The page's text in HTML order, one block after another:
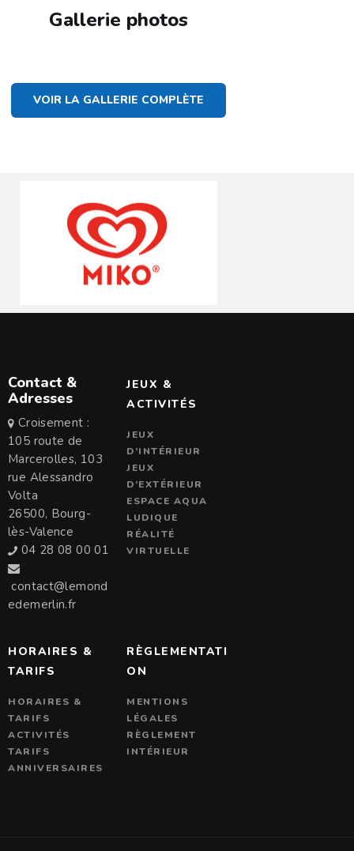
Gallerie photos
VOIR LA GALLERIE COMPLÈTE
Contact &
Adresses
Croisement :
105 route de
Marcerolles, 103
rue Alessandro
Volta
26500, Bourg-
lès-Valence
04 28 08 00 01
contact@lemond
edemerlin.fr
JEUX &
ACTIVITÉS
JEUX
D’INTÉRIEUR
JEUX
D’EXTÉRIEUR
ESPACE AQUA
LUDIQUE
RÉALITÉ
VIRTUELLE
HORAIRES &
TARIFS
HORAIRES &
TARIFS
ACTIVITÉS
TARIFS
ANNIVERSAIRES
RÈGLEMENTATI
ON
MENTIONS
LÉGALES
RÈGLEMENT
INTÉRIEUR